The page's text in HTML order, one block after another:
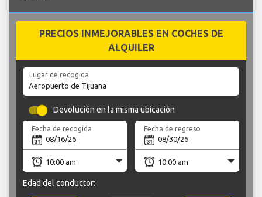
PRECIOS INMEJORABLES EN COCHES DE
ALQUILER
Lugar de recogida
Devolución en la misma ubicación
Fecha de recogida Fecha de regreso
Edad del conductor: